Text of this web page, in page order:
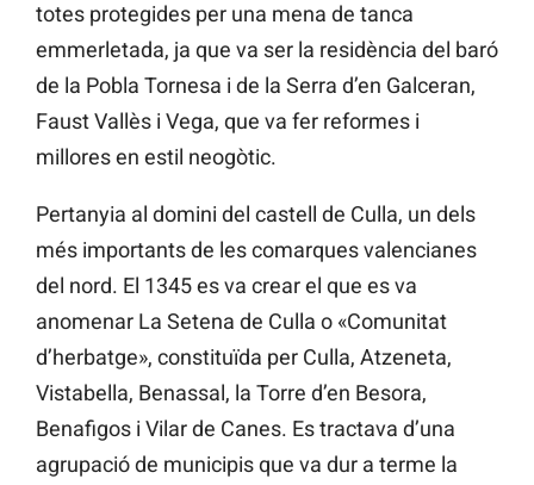
totes protegides per una mena de tanca
emmerletada, ja que va ser la residència del baró
de la Pobla Tornesa i de la Serra d’en Galceran,
Faust Vallès i Vega, que va fer reformes i
millores en estil neogòtic.
Pertanyia al domini del castell de Culla, un dels
més importants de les comarques valencianes
del nord. El 1345 es va crear el que es va
anomenar La Setena de Culla o «Comunitat
d’herbatge», constituïda per Culla, Atzeneta,
Vistabella, Benassal, la Torre d’en Besora,
Benafigos i Vilar de Canes. Es tractava d’una
agrupació de municipis que va dur a terme la